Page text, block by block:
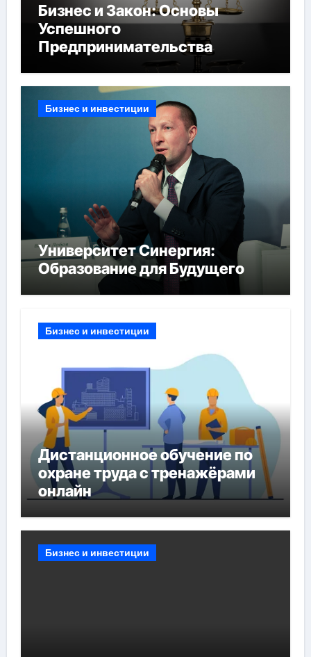
Бизнес и Закон: Основы
Успешного
Предпринимательства
Бизнес и инвестиции
Университет Синергия:
Образование для Будущего
Бизнес и инвестиции
Дистанционное обучение по
охране труда с тренажёрами
онлайн
Бизнес и инвестиции